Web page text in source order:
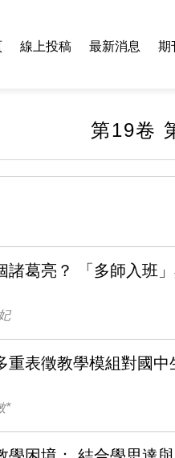
線上投稿 最新消息 期
第19卷
諸葛亮？ 「多師入班
重表徵教學模組對國
*